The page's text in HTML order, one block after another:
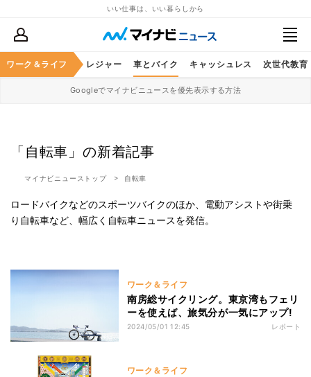
いい仕事は、いい暮らしから
ワーク＆ライフ
スケア グルメ レジャー 車とバイク キャッシュレス 次世代教育
Googleでマイナビニュースを優先表示する方法
「自転車」の新着記事
マイナビニューストップ 自転車
ロードバイクなどのスポーツバイクのほか、電動アシストや街乗
り自転車など、幅広く自転車ニュースを発信。
ワーク＆ライフ
南房総サイクリング。東京湾もフェリ
ーを使えば、旅気分が一気にアップ!
2024/05/01 12:45 レポート
ワーク＆ライフ